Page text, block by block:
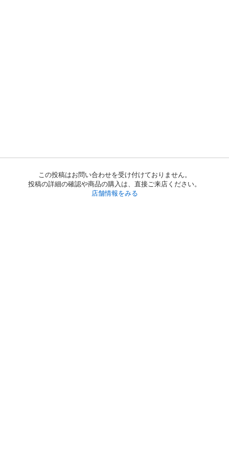
この投稿はお問い合わせを受け付けておりません。
投稿の詳細の確認や商品の購入は、直接ご来店ください。
店舗情報をみる